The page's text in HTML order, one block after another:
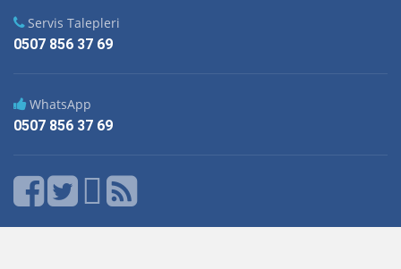
Servis Talepleri
0507 856 37 69
WhatsApp
0507 856 37 69